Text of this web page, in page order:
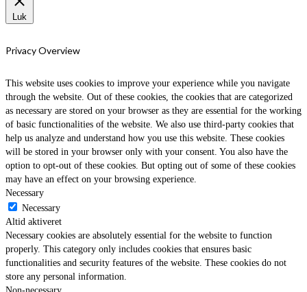
Luk
Privacy Overview
This website uses cookies to improve your experience while you navigate
through the website. Out of these cookies, the cookies that are categorized
as necessary are stored on your browser as they are essential for the working
of basic functionalities of the website. We also use third-party cookies that
help us analyze and understand how you use this website. These cookies
will be stored in your browser only with your consent. You also have the
option to opt-out of these cookies. But opting out of some of these cookies
may have an effect on your browsing experience.
Necessary
Necessary
Altid aktiveret
Necessary cookies are absolutely essential for the website to function
properly. This category only includes cookies that ensures basic
functionalities and security features of the website. These cookies do not
store any personal information.